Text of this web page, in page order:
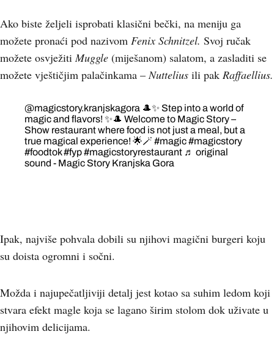
Ako biste željeli isprobati klasični bečki, na meniju ga
možete pronaći pod nazivom Fenix Schnitzel. Svoj ručak
možete osvježitiMuggle (miješanom) salatom, a zasladiti se
možete vještičjim palačinkama –Nuttelius ili pak Raffaellius.
@magicstory.kranjskagora 🎩✨ Step into a world of
magic and flavors! ✨🎩 Welcome to Magic Story –
Show restaurant where food is not just a meal, but a
true magical experience! 🌟🪄 #magic#magicstory
#foodtok#fyp#magicstoryrestaurant ♬ original
sound - Magic Story Kranjska Gora
Ipak, najviše pohvala dobili su njihovi magični burgeri koju
su doista ogromni i sočni.
Možda i najupečatljiviji detalj jest kotao sa suhim ledom koji
stvara efekt magle koja se lagano širim stolom dok uživate u
njihovim delicijama.